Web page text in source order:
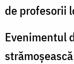
de profesorii
Evenimentul